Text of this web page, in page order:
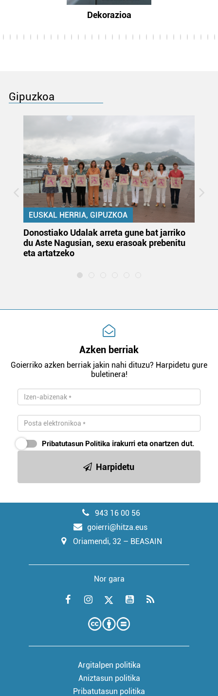
Dekorazioa
Gipuzkoa
EUSKAL HERRIA, GIPUZKOA
Donostiako Udalak arreta gune bat jarriko
du Aste Nagusian, sexu erasoak prebenitu
eta artatzeko
Azken berriak
Goierriko azken berriak jakin nahi dituzu? Harpidetu gure
buletinera!
Pribatutasun Politika irakurri eta onartzen dut.
Harpidetu
943 16 00 56
goierri@hitza.eus
Oriamendi, 32 – BEASAIN
Nor gara
Argitalpen politika
Aniztasun politika
Pribatutasun politika